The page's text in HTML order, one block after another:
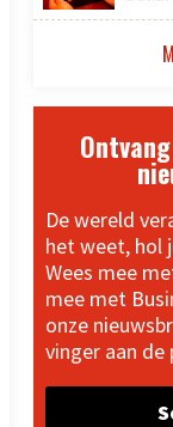
De wereld
het weet, hol
Wees mee
mee met
onze
vinger aan de